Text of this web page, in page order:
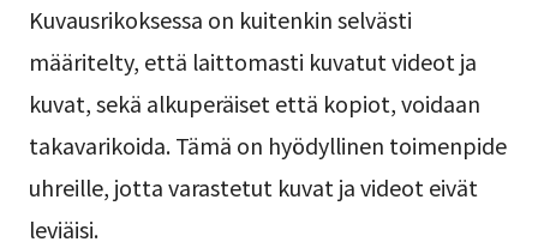
Kuvausrikoksessa on kuitenkin selvästi
määritelty, että laittomasti kuvatut videot ja
kuvat, sekä alkuperäiset että kopiot, voidaan
takavarikoida. Tämä on hyödyllinen toimenpide
uhreille, jotta varastetut kuvat ja videot eivät
leviäisi.